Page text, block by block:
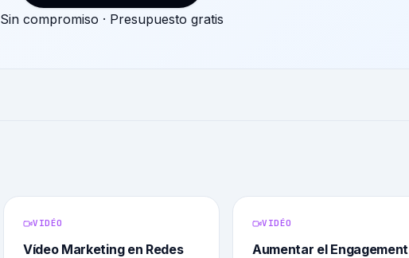
Sin compromiso · Presupuesto gratis
VIDÉO
Vídeo Marketing en Redes
VIDÉO
Aumentar el Engagement